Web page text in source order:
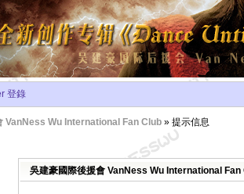
登錄
VanNess Wu International Fan Club » 提示信息
吳建豪國際後援會 VanNess Wu International Fan